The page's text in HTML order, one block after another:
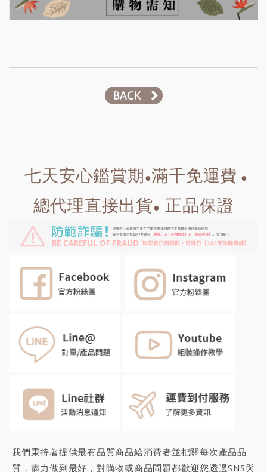
七天安心鑑賞期 ●滿千免運費 ●
總代理直接出貨● 正品保證
我們秉持著提供最有品質商品給消費者並把關每次產品品
質，盡力做到最好，對購物或商品問題都歡迎您透過SNS與